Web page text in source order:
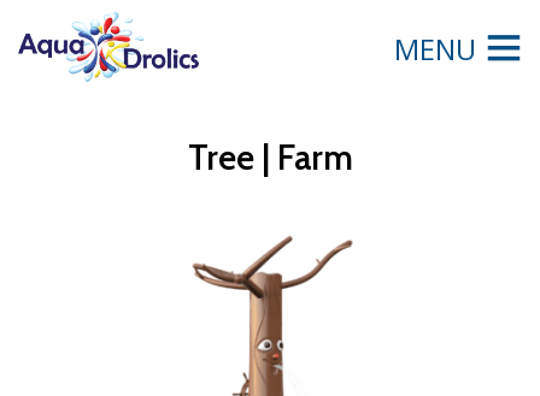
MENU
Tree | Farm